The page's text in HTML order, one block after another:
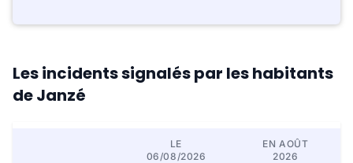
Les incidents signalés par les habitants
de Janzé
LE
06/08/2026
EN AOÛT
2026